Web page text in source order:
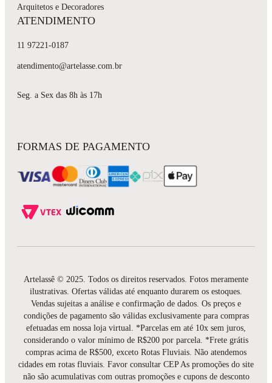
Arquitetos e Decoradores
ATENDIMENTO
11 97221-0187
atendimento@artelasse.com.br
Seg. a Sex das 8h às 17h
FORMAS DE PAGAMENTO
Artelassê © 2025. Todos os direitos reservados. Fotos meramente
ilustrativas. Ofertas válidas até enquanto durarem os estoques.
Vendas sujeitas a análise e confirmação de dados. Os preços e
condições de pagamento são válidas exclusivamente para compras
efetuadas em nossa loja virtual. *Parcelas em até 10x sem juros,
considerando o valor mínimo de R$200 por parcela. *Frete grátis
compras acima de R$500, exceto Rotas Fluviais. Não atendemos
cidades em rotas fluviais. Favor consultar CEP As promoções do site
não são acumulativas com outras promoções e cupons de desconto